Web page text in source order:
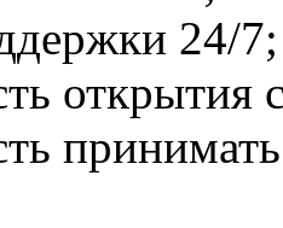
24/7;